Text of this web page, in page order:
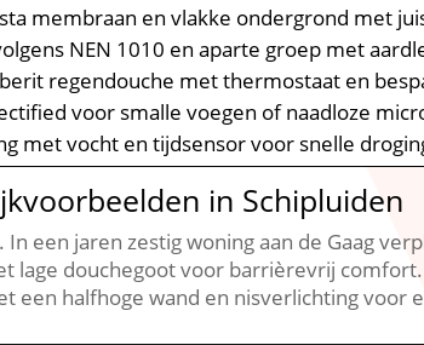
membraan en vlakke ondergrond met
NEN 1010 en aparte groep met
regendouche met thermostaat en
voor smalle voegen of naadloze
met vocht en tijdsensor voor snelle
in Schipluiden
een jaren zestig woning aan de Gaag
lage douchegoot voor barrièrevrij
een halfhoge wand en nisverlichting voor